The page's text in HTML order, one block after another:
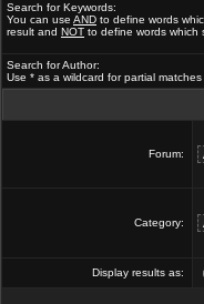
Search for Keywords:
You can use AND to define words
result and NOT to define words which
Search for Author:
Use * as a wildcard for partial matches
Forum:
Category:
Display results as: